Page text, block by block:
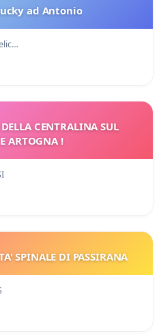
ad Antonio
CENTRALINA SUL
ARTOGNA !
SPINALE DI PASSIRANA